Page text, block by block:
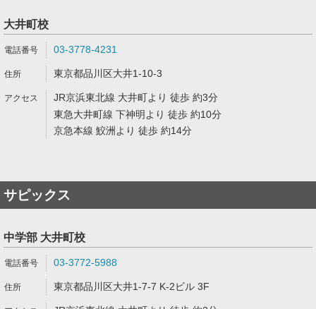
大井町校
03-3778-4231
東京都品川区大井1-10-3
JR京浜東北線 大井町より 徒歩 約3分
東急大井町線 下神明より 徒歩 約10分
京急本線 鮫洲より 徒歩 約14分
サピックス
中学部 大井町校
03-3772-5988
東京都品川区大井1-7-7 K-2ビル 3F